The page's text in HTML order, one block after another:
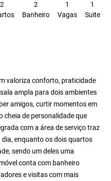
2
2
Banheiro
1
Vagas
1
Suite
valoriza conforto, praticidade
ampla para dois ambientes
amigos, curtir momentos em
cheia de personalidade que
com a área de serviço traz
enquanto os dois quartos
sendo um deles uma
conta com banheiro
e visitas com mais